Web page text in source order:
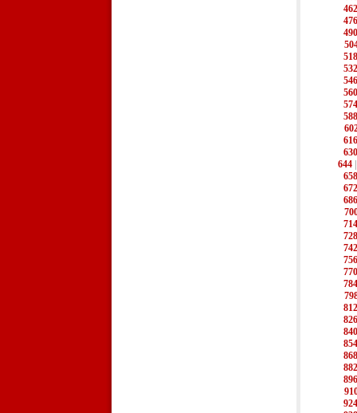
462
476
490
518
532
546
560
574
588
616
630
644
658
672
686
714
728
742
756
770
784
812
826
840
854
868
882
896
924